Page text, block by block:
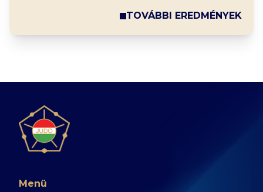
TOVÁBBI EREDMÉNYEK
Menü